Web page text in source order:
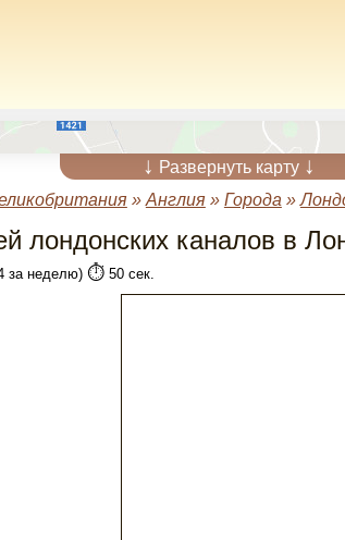
↓ Развернуть карту ↓
» Англия» Города »
лондонских каналов в
за неделю) ⏱️50 сек.